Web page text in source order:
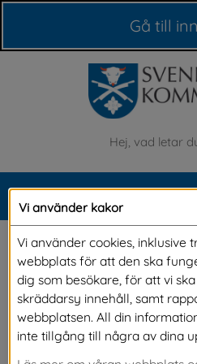
Gå till
Sök
En
byggnad som
byggnad. Den är inte
Vi använder kakor
Vi använder cookies, inklusive
webbplats för att den ska
dig som besökare, för att vi
skräddarsy innehåll, samt
webbplatsen. All din
inte tillgång till några av dina